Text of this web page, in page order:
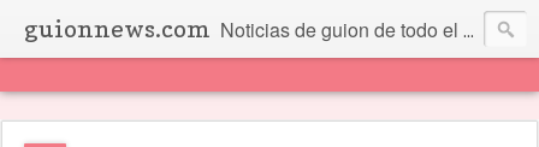
guionnews.com Noticias de guion de todo el mundo... Y más.